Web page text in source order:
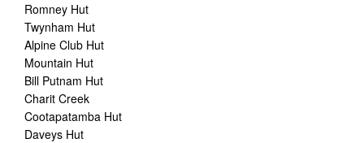
Romney Hut
Twynham Hut
Alpine Club Hut
Mountain Hut
Bill Putnam Hut
Charit Creek
Cootapatamba Hut
Daveys Hut